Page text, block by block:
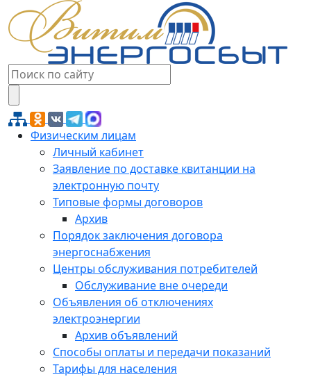
Физическим лицам
Личный кабинет
Заявление по доставке квитанции на
электронную почту
Типовые формы договоров
Архив
Порядок заключения договора
энергоснабжения
Центры обслуживания потребителей
Обслуживание вне очереди
Объявления об отключениях
электроэнергии
Архив объявлений
Способы оплаты и передачи показаний
Тарифы для населения